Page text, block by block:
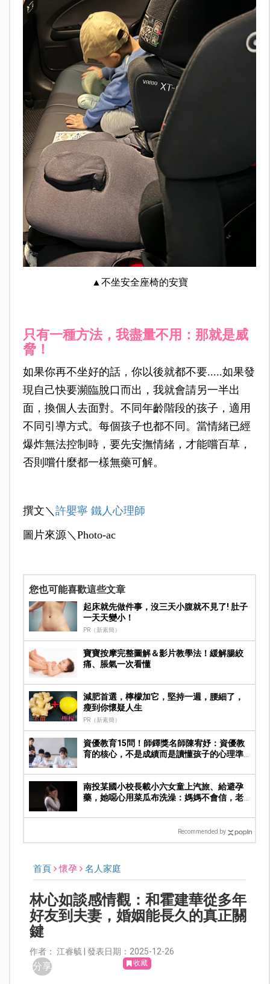
▲不坐安全座椅的安寶
只有一種方法，我盡量不用：那就是威
脅！
如果你再不坐好的話，你以後就都不要.....如果發
現自己快要瀕臨脫口而出，我就會請另一半出
面，換個人去面對。 不同年齡階段的孩子，適用
不同引導方式。每個孩子也都不同。 當情緒已經
爆炸無法控制時，要先安撫情緒，才能嚐百草，
否則嚐什麼都一樣無藥可解。
撰文＼ 許嬰寧 鐵人心理師
圖片來源＼Photo-ac
您也可能喜歡這些文章
起床就先做件事，沒三天小腹就不見了! 肚子
一天天變小！
PR（新素簡）
寶寶按摩完整圖解＆影片教學法！緩解腸絞
痛、脹氣一次看懂
減肥首選，檸檬加它，堅持一週，腰細了，
瘦到你懷疑人生
PR（新素簡）
資優教育15問！師鐸獎名師陳宥妤：資優教
育的核心，不是成績而是讀懂孩子的心理準
南投某國小校長載小六女童上汽旅、給避孕
藥，她噁心用菜瓜布洗澡：媽媽不會信，老
Recommended by
首頁 懷孕 名人家庭
林心如談感情觀：和霍建華從多年
好友到夫妻，婚姻能長久的真正關
鍵
作者： 江睿毓 | 發表日期：2025-12-26
分享 收藏